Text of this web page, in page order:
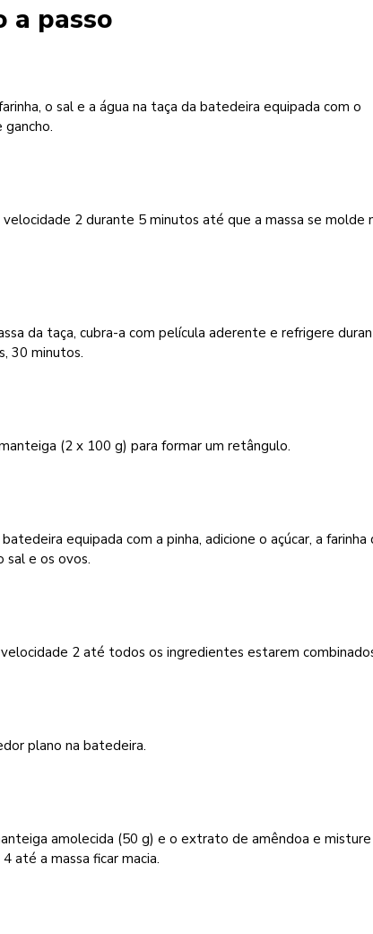
a passo
o sal e a água na taça da batedeira equipada com o
velocidade 2 durante 5 minutos até que a massa se molde
da taça, cubra-a com película aderente e refrigere
30 minutos.
(2 x 100 g) para formar um retângulo.
equipada com a pinha, adicione o açúcar, a farinha
sal e os ovos.
2 até todos os ingredientes estarem
plano na batedeira.
amolecida (50 g) e o extrato de amêndoa e misture
até a massa ficar macia.